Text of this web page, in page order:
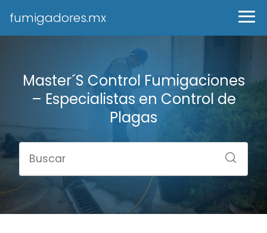
fumigadores.mx
Master´S Control Fumigaciones
– Especialistas en Control de
Plagas